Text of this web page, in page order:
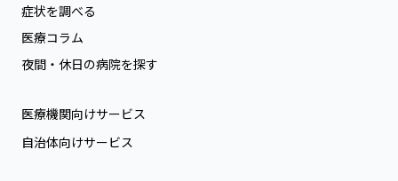
症状を調べる
医療コラム
夜間・休日の病院を探す
医療機関向けサービス
自治体向けサービス